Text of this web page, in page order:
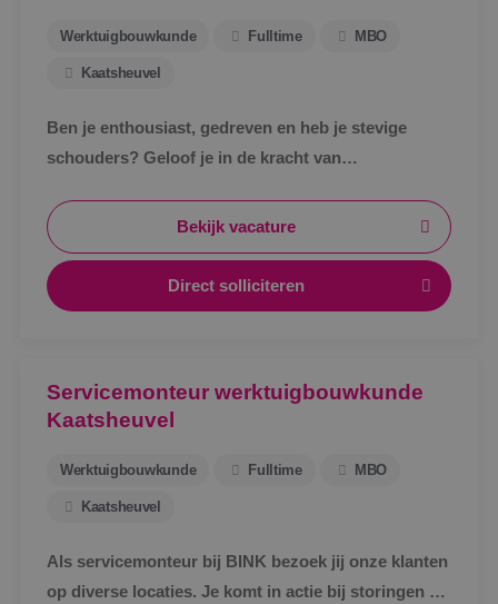
Werktuigbouwkunde Fulltime MBO
Kaatsheuvel
Ben je enthousiast, gedreven en heb je stevige
schouders? Geloof je in de kracht van
groei van onze vestiging in Kaatsheuvel?
Bekijk vacature
Direct solliciteren
Servicemonteur werktuigbouwkunde
Kaatsheuvel
Werktuigbouwkunde Fulltime MBO
Kaatsheuvel
Als servicemonteur bij BINK bezoek jij onze klanten
op diverse locaties. Je komt in actie bij storingen en